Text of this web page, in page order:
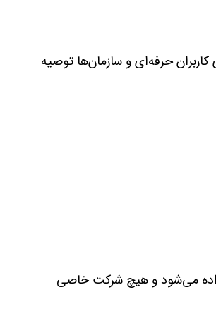
حرفه‌ای و سازمان‌ها توصیه
می‌شود و هیچ شرکت خاصی